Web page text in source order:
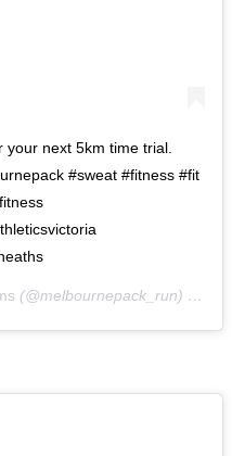
next 5km time trial.
#sweat #fitness #fit
(@melbournepack_run) on